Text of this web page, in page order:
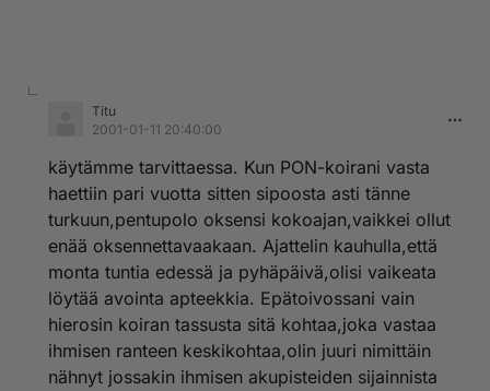
Titu
2001-01-11 20:40:00
käytämme tarvittaessa. Kun PON-koirani vasta
haettiin pari vuotta sitten sipoosta asti tänne
turkuun,pentupolo oksensi kokoajan,vaikkei ollut
enää oksennettavaakaan. Ajattelin kauhulla,että
monta tuntia edessä ja pyhäpäivä,olisi vaikeata
löytää avointa apteekkia. Epätoivossani vain
hierosin koiran tassusta sitä kohtaa,joka vastaa
ihmisen ranteen keskikohtaa,olin juuri nimittäin
nähnyt jossakin ihmisen akupisteiden sijainnista